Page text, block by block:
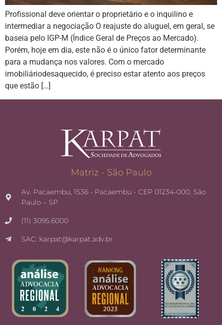
Profissional deve orientar o proprietário e o inquilino e
intermediar a negociação O reajuste do aluguel, em geral, se
baseia pelo IGP-M (Índice Geral de Preços ao Mercado).
Porém, hoje em dia, este não é o único fator determinante
para a mudança nos valores. Com o mercado
imobiliáriodesaquecido, é preciso estar atento aos preços
que estão […]
Matriz - São Paulo
Av. Pacaembu, 1536 - Pacaembu - CEP 01234-000, São
Paulo – SP
(11) 3095.6000
SAC: karpat@karpat.adv.br